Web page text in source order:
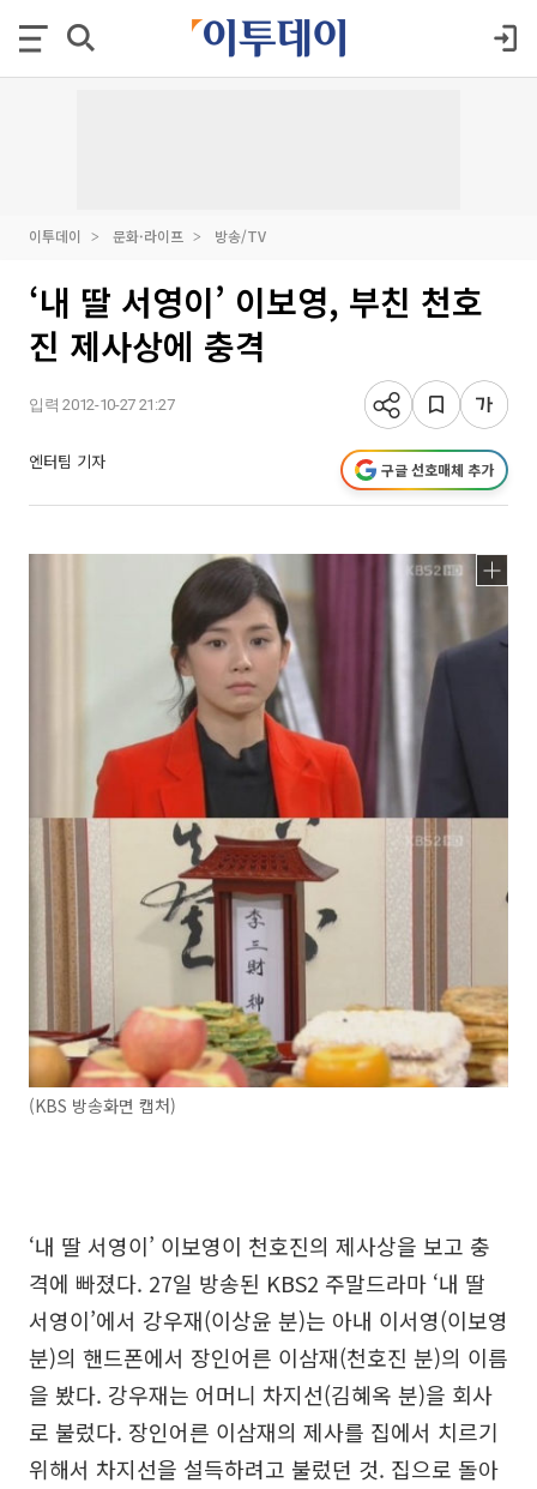
이투데이 문화·라이프 방송/TV
‘내 딸 서영이’ 이보영, 부친 천호
진 제사상에 충격
입력 2012-10-27 21:27
엔터팀 기자 구글 선호매체 추가
(KBS 방송화면 캡처)
‘내 딸 서영이’ 이보영이 천호진의 제사상을 보고 충
격에 빠졌다. 27일 방송된 KBS2 주말드라마 ‘내 딸
서영이’에서 강우재(이상윤 분)는 아내 이서영(이보영
분)의 핸드폰에서 장인어른 이삼재(천호진 분)의 이름
을 봤다. 강우재는 어머니 차지선(김혜옥 분)을 회사
로 불렀다. 장인어른 이삼재의 제사를 집에서 치르기
위해서 차지선을 설득하려고 불렀던 것. 집으로 돌아